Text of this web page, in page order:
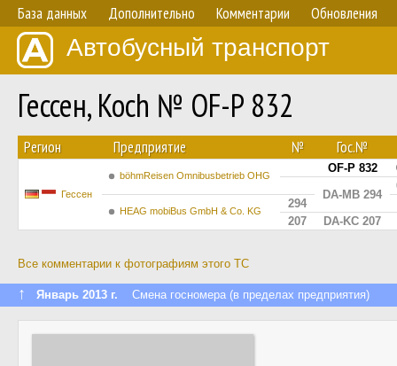
База данных Дополнительно Комментарии Обновления
Автобусный транспорт
Гессен, Koch № OF-P 832
Регион Предприятие № Гос.№
Гессен
böhmReisen Omnibusbetrieb OHG
OF-P 832
DA-MB 294
HEAG mobiBus GmbH & Co. KG
294
207
DA-KC 207
Все комментарии к фотографиям этого ТС
↑ Январь 2013 г. Смена госномера (в пределах предприятия)